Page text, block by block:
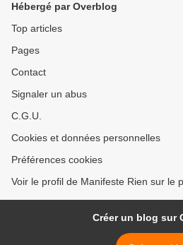
Hébergé par Overblog
Top articles
Pages
Contact
Signaler un abus
C.G.U.
Cookies et données personnelles
Préférences cookies
Voir le profil de Manifeste Rien sur le
Créer un blog sur